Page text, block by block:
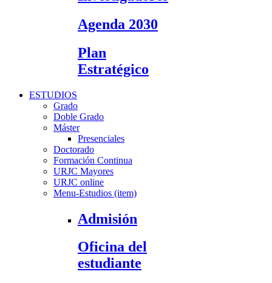
Agenda 2030
Plan
Estratégico
ESTUDIOS
Grado
Doble Grado
Máster
Presenciales
Doctorado
Formación Continua
URJC Mayores
URJC online
Menu-Estudios (item)
Admisión
Oficina del
estudiante